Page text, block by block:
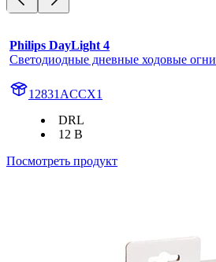
Philips DayLight 4
Светодиодные дневные ходовые огни
12831ACCX1
DRL
12 В
Посмотреть продукт